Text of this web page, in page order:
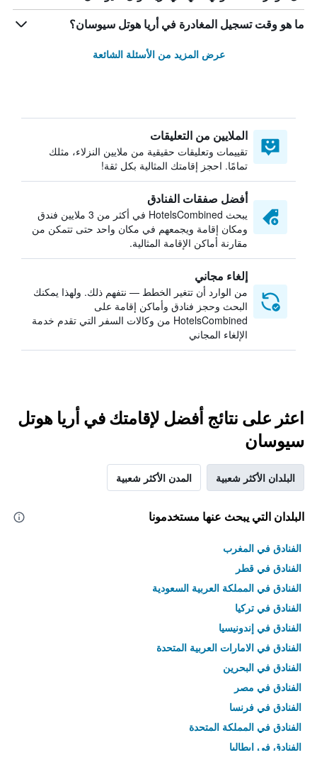
ما هو وقت تسجيل المغادرة في أريا هوتل سيوسان؟
عرض المزيد من الأسئلة الشائعة
الملايين من التعليقات
تقييمات وتعليقات حقيقية من ملايين النزلاء، مثلك
تمامًا. احجز إقامتك المثالية بكل ثقة!
أفضل صفقات الفنادق
يبحث HotelsCombined في أكثر من 3 ملايين فندق
ومكان إقامة ويجمعهم في مكان واحد حتى تتمكن من
مقارنة أماكن الإقامة المثالية.
إلغاء مجاني
من الوارد أن تتغير الخطط — نتفهم ذلك. ولهذا يمكنك
البحث وحجز فنادق وأماكن إقامة على
HotelsCombined من وكالات السفر التي تقدم خدمة
الإلغاء المجاني
اعثر على نتائج أفضل لإقامتك في أريا هوتل
سيوسان
البلدان الأكثر شعبية المدن الأكثر شعبية
البلدان التي يبحث عنها مستخدمونا
الفنادق في المغرب
الفنادق في قطر
الفنادق في المملكة العربية السعودية
الفنادق في تركيا
الفنادق في إندونيسيا
الفنادق في الامارات العربية المتحدة
الفنادق في البحرين
الفنادق في مصر
الفنادق في فرنسا
الفنادق في المملكة المتحدة
الفنادق في إيطاليا